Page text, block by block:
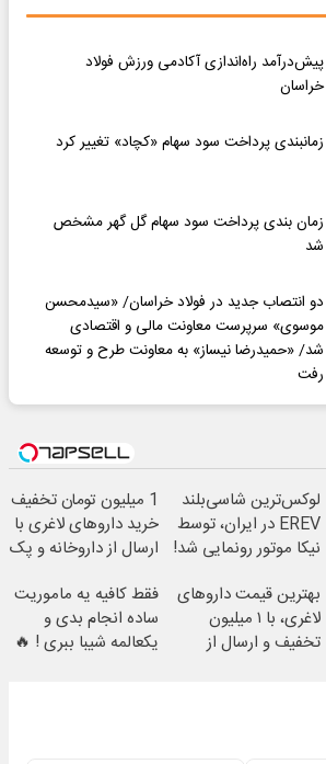
پیش‌درآمد راه‌اندازی آکادمی ورزش فولاد
خراسان
زمانبندی پرداخت سود سهام «کچاد» تغییر کرد
زمان بندی پرداخت سود سهام گل گهر مشخص
شد
دو انتصاب جدید در فولاد خراسان/ «سیدمحسن
موسوی» سرپرست معاونت مالی و اقتصادی
شد/ «حمیدرضا نیساز» به معاونت طرح و توسعه
رفت
لوکس‌ترین شاسی‌بلند
EREV در ایران، توسط
نیکا موتور رونمایی شد!
1 میلیون تومان تخفیف
خرید داروهای لاغری با
ارسال از داروخانه و پک
بهترین قیمت داروهای
لاغری، با ۱ میلیون
تخفیف و ارسال از
فقط کافیه یه ماموریت
ساده انجام بدی و
یکعالمه شیبا ببری ! 🔥